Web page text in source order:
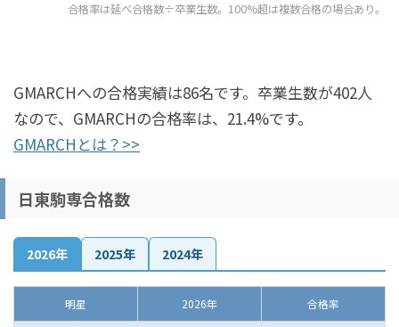
合格率は延べ合格数÷卒業生数。100%超は複数合格の場合あり。
GMARCHへの合格実績は86名です。卒業生数が402人
なので、GMARCHの合格率は、21.4%です。
GMARCHとは？>>
日東駒専合格数
2026年 2025年 2024年
明星 2026年 合格率